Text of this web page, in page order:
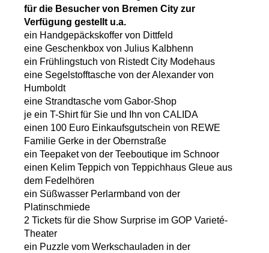
für die Besucher von Bremen City zur
Verfügung gestellt u.a.
ein Handgepäckskoffer von Dittfeld
eine Geschenkbox von Julius Kalbhenn
ein Frühlingstuch von Ristedt City Modehaus
eine Segelstofftasche von der Alexander von
Humboldt
eine Strandtasche vom Gabor-Shop
je ein T-Shirt für Sie und Ihn von CALIDA
einen 100 Euro Einkaufsgutschein von REWE
Familie Gerke in der Obernstraße
ein Teepaket von der Teeboutique im Schnoor
einen Kelim Teppich von Teppichhaus Gleue aus
dem Fedelhören
ein Süßwasser Perlarmband von der
Platinschmiede
2 Tickets für die Show Surprise im GOP Varieté-
Theater
ein Puzzle vom Werkschauladen in der